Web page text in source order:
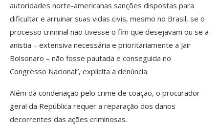
autoridades norte-americanas sanções dispostas para
dificultar e arruinar suas vidas civis, mesmo no Brasil, se o
processo criminal não tivesse o fim que desejavam ou se a
anistia – extensiva necessária e prioritariamente a Jair
Bolsonaro – não fosse pautada e conseguida no
Congresso Nacional”, explicita a denúncia.
Além da condenação pelo crime de coação, o procurador-
geral da República requer a reparação dos danos
decorrentes das ações criminosas.